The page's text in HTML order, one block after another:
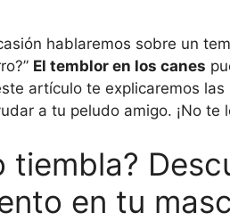
hablaremos sobre un
El temblor en los canes
artículo te explicaremos
a tu peludo amigo. ¡No te
tiembla?
en tu